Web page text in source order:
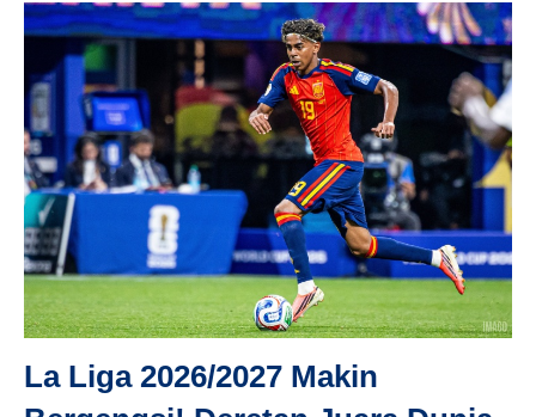
La Liga 2026/2027 Makin